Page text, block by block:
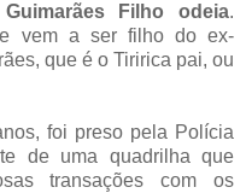
Filho odeia.
vem a ser filho do ex-
que é o Tiririca pai, ou
foi preso pela Polícia
de uma quadrilha que
transações com os